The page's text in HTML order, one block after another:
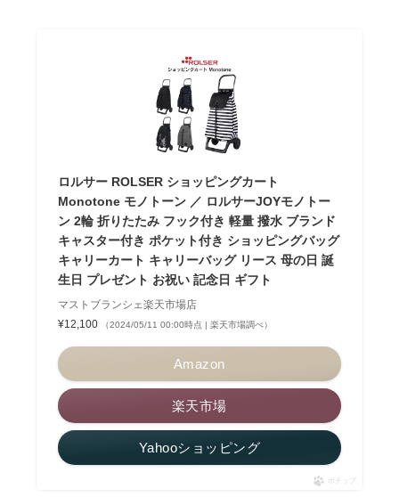
ロルサー ROLSER ショッピングカート
Monotone モノトーン ／ ロルサーJOYモノトー
ン 2輪 折りたたみ フック付き 軽量 撥水 ブランド
キャスター付き ポケット付き ショッピングバッグ
キャリーカート キャリーバッグ リース 母の日 誕
生日 プレゼント お祝い 記念日 ギフト
マストブランシェ楽天市場店
¥12,100
（2024/05/11 00:00時点 | 楽天市場調べ）
Amazon
楽天市場
Yahooショッピング
ポチップ